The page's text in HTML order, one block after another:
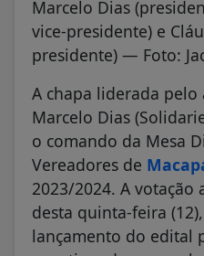
Marcelo Dias
vice-presidente) e
presidente) — Foto:
A chapa liderada
Marcelo Dias
o comando da Mesa
Vereadores de
2023/2024. A votação
desta quinta-feira
lançamento do edital